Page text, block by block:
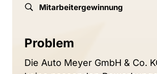
Mitarbeitergewinnung
Problem
Die Auto Meyer GmbH & Co.